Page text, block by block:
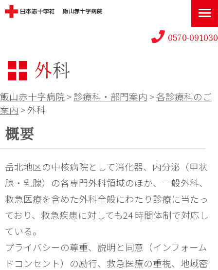
0570-091030
外科
飯山赤十字病院>診療科・部門案内 >各診療科のご
案内 >外科
概要
岳北地区の中核病院として消化器、内分泌（甲状
腺・乳腺）の各専門外科領域のほか、一般外科、
救急医療を含めた外科全般にわたり診療に当たっ
ており、救急疾患に対しても24 時間体制で対応し
ている。
プライバシーの尊重、説明と同意（インフォーム
ドコンセント）の励行、救急医療の重視、地域密